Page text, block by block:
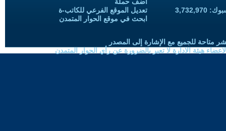
تعديل الموقع الفرعي للكاتب-ة
ابحث في موقع الحوار المتمدن
متاحة للجميع مع الإشارة إلى المصدر
هيئة الادارة لا تعبر بالضرورة عن رأي الحوار المتمدن